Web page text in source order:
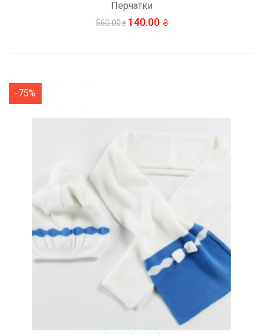
Перчатки
560.00 140.00
-75%